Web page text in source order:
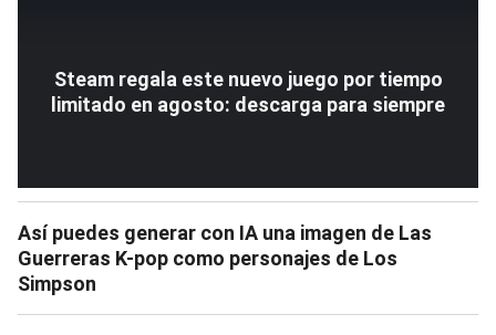
Steam regala este nuevo juego por tiempo
limitado en agosto: descarga para siempre
Así puedes generar con IA una imagen de Las
Guerreras K-pop como personajes de Los
Simpson